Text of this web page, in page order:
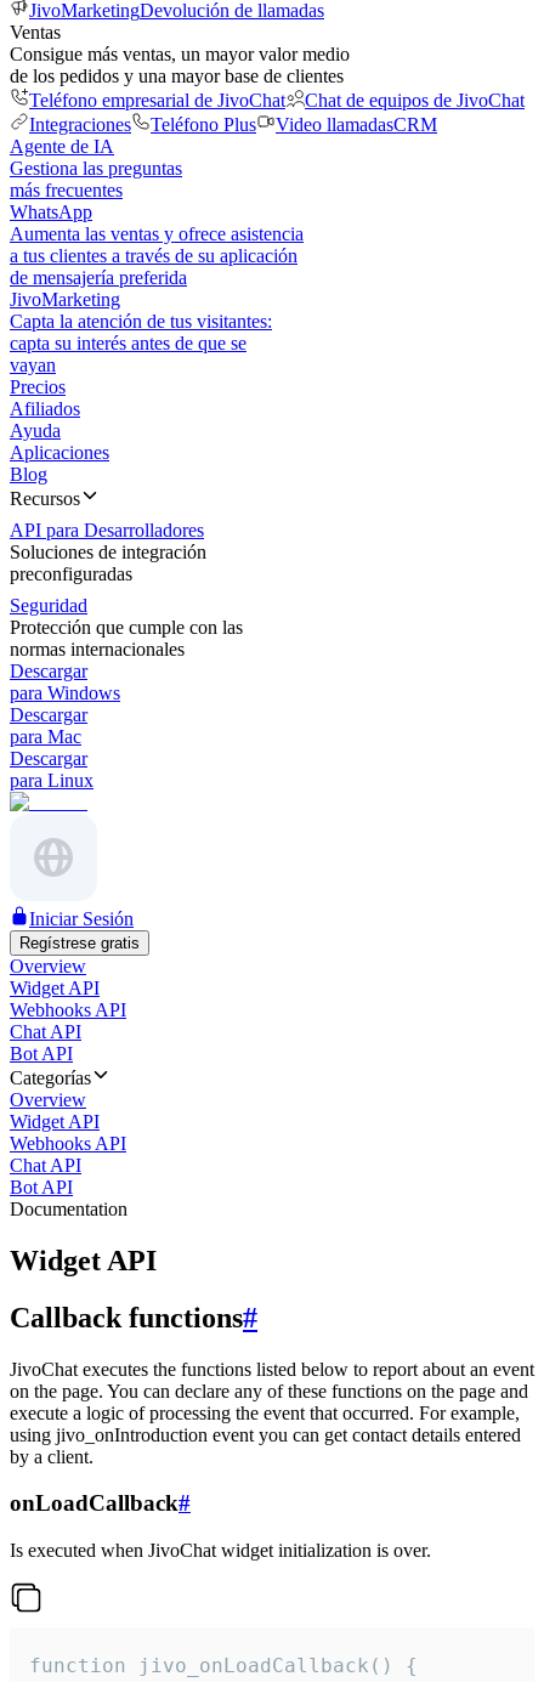
JivoMarketingDevolución de llamadas
Ventas
Consigue más ventas, un mayor valor medio
de los pedidos y una mayor base de clientes
Teléfono empresarial de JivoChat
Chat de equipos de JivoChat
Integraciones
Teléfono Plus Video llamadasCRM
Agente de IA
Gestiona las preguntas
más frecuentes
WhatsApp
Aumenta las ventas y ofrece asistencia
a tus clientes a través de su aplicación
de mensajería preferida
JivoMarketing
Capta la atención de tus visitantes:
capta su interés antes de que se
vayan
Precios
Afiliados
Ayuda
Aplicaciones
Blog
Recursos
API para Desarrolladores
Soluciones de integración
preconfiguradas
Seguridad
Protección que cumple con las
normas internacionales
Descargar
para Windows
Descargar
para Mac
Descargar
para Linux
Iniciar Sesión
Regístrese gratis
Overview
Widget API
Webhooks API
Chat API
Bot API
Categorías
Overview
Widget API
Webhooks API
Chat API
Bot API
Documentation
Widget API
Callback functions#
JivoChat executes the functions listed below to report about an event
on the page. You can declare any of these functions on the page and
execute a logic of processing the event that occurred. For example,
using jivo_onIntroduction event you can get contact details entered
by a client.
onLoadCallback#
Is executed when JivoChat widget initialization is over.
function jivo_onLoadCallback() {